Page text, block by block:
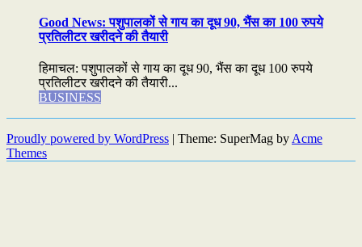
Good News: पशुपालकों से गाय का दूध 90, भैंस का 100 रुपये
प्रतिलीटर खरीदने की तैयारी
हिमाचल: पशुपालकों से गाय का दूध 90, भैंस का दूध 100 रुपये
प्रतिलीटर खरीदने की तैयारी...
BUSINESS
Proudly powered by WordPress | Theme: SuperMag byAcme
Themes